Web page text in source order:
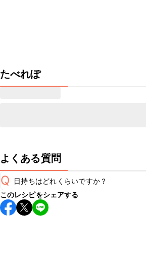
たべれぽ
よくある質問
Q 日持ちはどれくらいですか？
こちらのレシピは出来たてをお召し上が
すすめします。
このレシピをシェアする